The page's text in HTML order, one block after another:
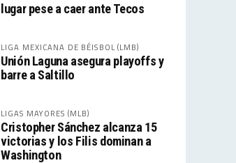
lugar pese a caer ante Tecos
LIGA MEXICANA DE BÉISBOL (LMB)
Unión Laguna asegura playoffs y
barre a Saltillo
LIGAS MAYORES (MLB)
Cristopher Sánchez alcanza 15
victorias y los Filis dominan a
Washington